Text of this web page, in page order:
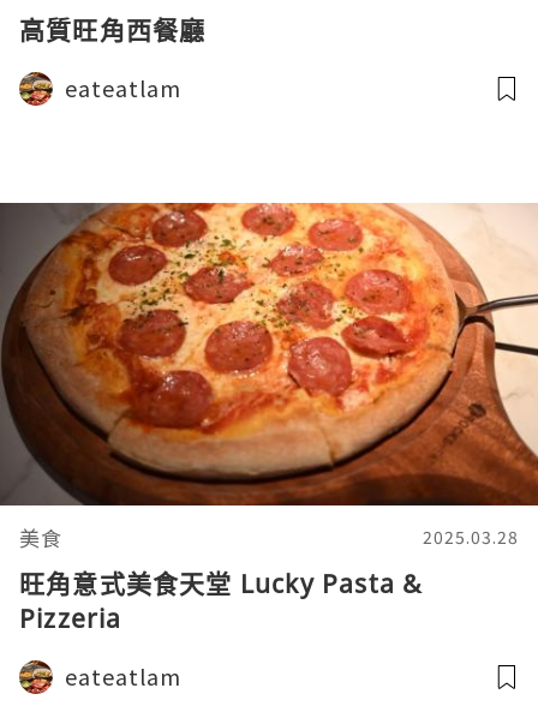
高質旺角西餐廳
eateatlam
美食 2025.03.28
旺角意式美食天堂 Lucky Pasta &
Pizzeria
eateatlam